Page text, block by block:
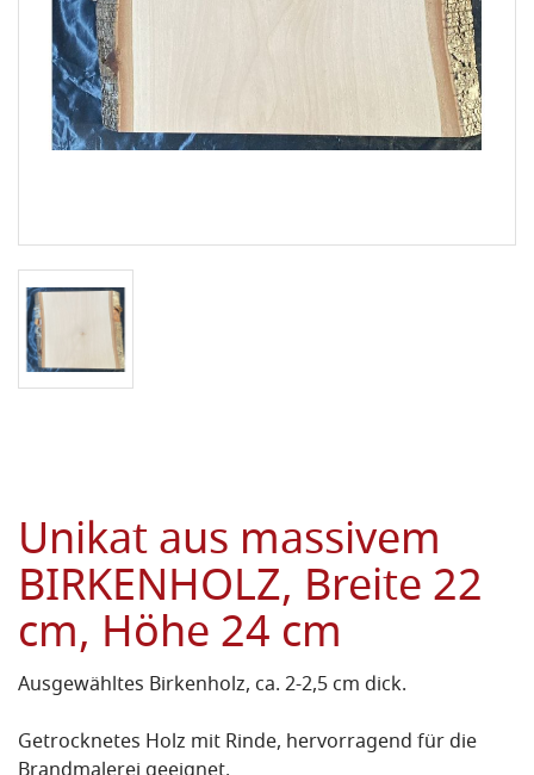
Unikat aus massivem
BIRKENHOLZ, Breite 22
cm, Höhe 24 cm
Ausgewähltes Birkenholz, ca. 2-2,5 cm dick.
Getrocknetes Holz mit Rinde, hervorragend für die